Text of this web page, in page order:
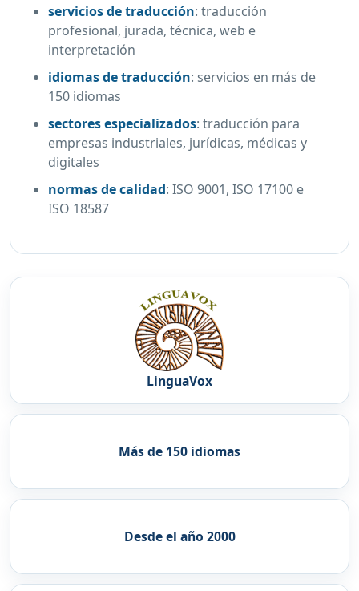
servicios de traducción:traducción
profesional, jurada, técnica, web e
interpretación
idiomas de traducción: servicios en más de
150 idiomas
sectores especializados:traducción para
empresas industriales, jurídicas, médicas y
digitales
normas de calidad:ISO 9001, ISO 17100 e
ISO 18587
LinguaVox
Más de 150 idiomas
Desde el año 2000